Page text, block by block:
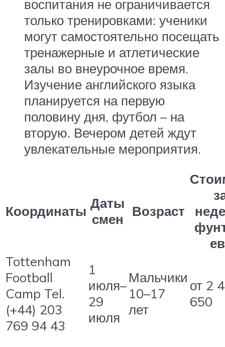
воспитания не ограничивается
только тренировками: ученики
могут самостоятельно посещать
тренажерные и атлетические
залы во внеурочное время.
Изучение английского языка
планируется на первую
половину дня, футбол – на
вторую. Вечером детей ждут
увлекательные мероприятия.
Координаты Даты
смен
Возраст
Tottenham
Football
Camp Tel.
(+44) 203
769 94 43
1
июля–
29
июля
Мальчики
10–17
лет
от 2
650